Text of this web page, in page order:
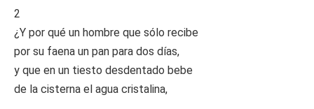
2
¿Y por qué un hombre que sólo recibe
por su faena un pan para dos días,
y que en un tiesto desdentado bebe
de la cisterna el agua cristalina,